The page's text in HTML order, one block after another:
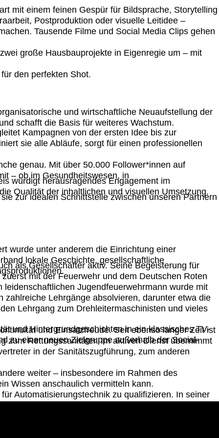
und wirtschaftliche Neuaufstellung der
schafft die Basis für weiteres Wachstum.
würdigt herausragendes Engagement im
Qualität der inhaltlichen und visuellen Umsetzung.
wurde unter anderem die Einrichtung einer
lokale Geschichte, gesellschaftliche
und Hintergrundgeschichten in ein klassisches TV-
zu einer neuen Zielgruppe außerhalb der Social-
Themen aus dem Bereich Rettungsdienst und
erfolgten erstmals in einem klar definierten
mit einem feinen Gespür für Bildsprache, Storytelling
Postproduktion oder visuelle Leitidee –
Tausende Filme und Social Media Clips gehen
große Hausbauprojekte in Eigenregie um – mit
den perfekten Shot.
Kampagnen von der ersten Idee bis zur
sie alle Abläufe, sorgt für einen professionellen
genau. Mit über 50.000 Follower*innen auf
– ob im Gesundheitswesen, in
zur idealen Schnittstelle zwischen unseren Partnern
als Gesellschafter aktiv. Seine Begeisterung für
mit der Feuerwehr und dem Deutschen Roten
Jugendfeuerwehrmann wurde mit
Lehrgänge absolvieren, darunter etwa die
Lehrgang zum Drehleitermaschinisten und vieles
und Einsatzfreude. Seit ebenso langer Zeit ist
zum Rettungssanitäter. Im aktiven Dienst übernimmt
in der Sanitätszugführung, zum anderen
weiter – insbesondere im Rahmen des
Wissen anschaulich vermitteln kann.
Automatisierungstechnik zu qualifizieren. In seiner
sorgt entweder das Training im Fitnessstudio oder